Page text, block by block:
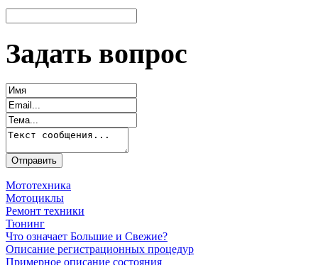
Задать вопрос
Мототехника
Мотоциклы
Ремонт техники
Тюнинг
Что означает Большие и Свежие?
Описание регистрационных процедур
Примерное описание состояния